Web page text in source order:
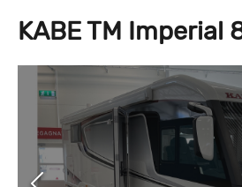
KABE TM Imperial